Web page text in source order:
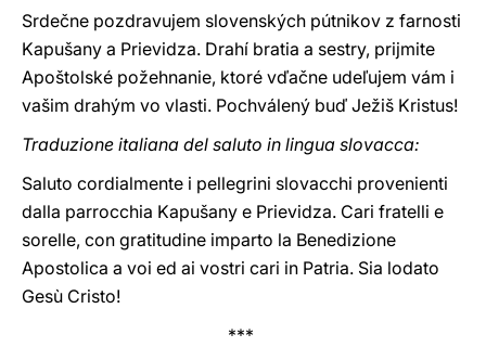
Srdečne pozdravujem slovenských pútnikov z farnosti
Kapušany a Prievidza. Drahí bratia a sestry, prijmite
Apoštolské požehnanie, ktoré vďačne udeľujem vám i
vašim drahým vo vlasti. Pochválený buď Ježiš Kristus!
Traduzione italiana del saluto in lingua slovacca:
Saluto cordialmente i pellegrini slovacchi provenienti
dalla parrocchia Kapušany e Prievidza. Cari fratelli e
sorelle, con gratitudine imparto la Benedizione
Apostolica a voi ed ai vostri cari in Patria. Sia lodato
Gesù Cristo!
***